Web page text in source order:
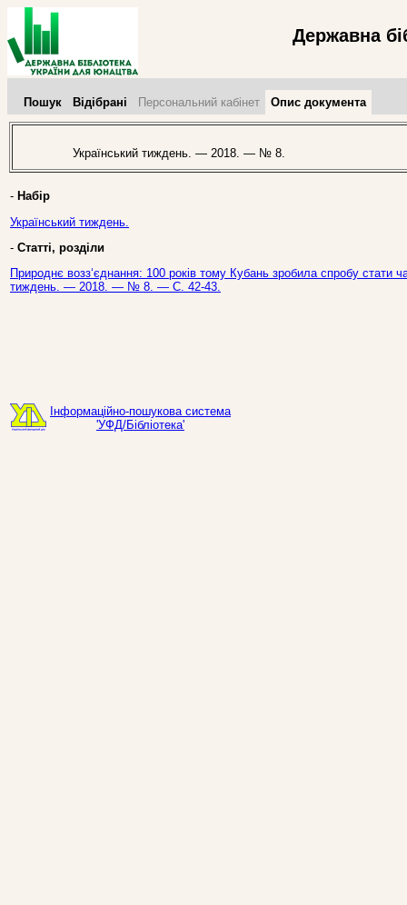
Державна
Пошук Відібрані Персональний кабінет Опис документа
Український тиждень. — 2018. — № 8.
- Набір
Український тиждень.
- Статті, розділи
Природнє возз‘єднання: 100 років тому Кубань зробила спробу стати
тиждень. — 2018. — № 8. — С. 42-43.
Інформаційно-пошукова система
'УФД/Бібліотека'